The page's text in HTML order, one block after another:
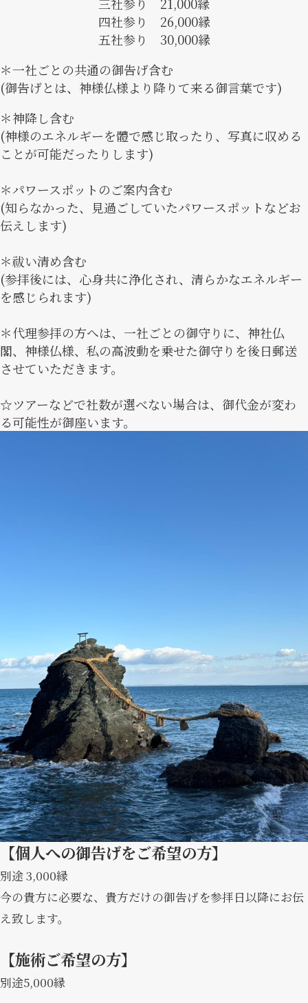
四社参り 26,000縁
五社参り 30,000縁
＊一社ごとの共通の御告げ含む
(御告げとは、神様仏様より降りて来る御言葉です)
＊神降し含む
(神様のエネルギーを體で感じ取ったり、写真に収める
ことが可能だったりします)
＊パワースポットのご案内含む
(知らなかった、見過ごしていたパワースポットなどお
伝えします)
＊祓い清め含む
(参拝後には、心身共に浄化され、清らかなエネルギー
を感じられます)
＊代理参拝の方へは、一社ごとの御守りに、神社仏
閣、神様仏様、私の高波動を乗せた御守りを後日郵送
させていただきます。
☆ツアーなどで社数が選べない場合は、御代金が変わ
る可能性が御座います。
【個人への御告げをご希望の方】
別途 3,000縁
今の貴方に必要な、貴方だけの御告げを参拝日以降にお伝
え致します。
【施術ご希望の方】
別途5,000縁